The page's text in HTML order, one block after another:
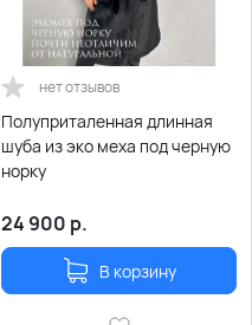
нет отзывов
Полуприталенная длинная
шуба из эко меха под черную
норку
24 900 р.
В корзину